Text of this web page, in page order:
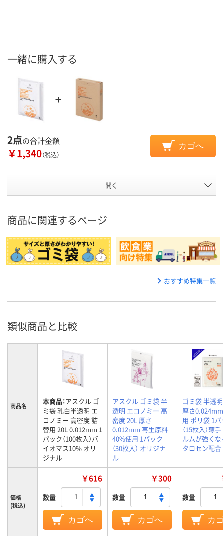
一緒に購入する
2点の合計金額
￥1,340（税込）
カゴへ
開く
商品に関連するページ
おすすめ特集一覧
類似商品と比較
商品名 本商品：アスクル ゴ
ミ袋 乳白半透明 エ
コノミー 高密度 詰
替用 20L 0.012mm 1
パック（100枚入）バ
イオマス10% オリ
ジナル
アスクル ゴミ袋 半
透明 エコノミー 高
密度 20L 厚さ
0.012mm 再生原料
40%使用 1パック
（30枚入） オリジナ
ル
ゴミ袋 半透
厚さ
用 ポリ袋 1
（15枚入）薄
ルムが強くな
タロセン配合
価格
(税込)
￥616
数量
カゴへ
￥300
数量
カゴへ
数量
カ